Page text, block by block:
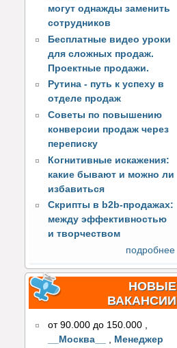
могут однажды заменить
сотрудников
Бесплатные видео уроки
для сложных продаж.
Проектные продажи.
Рутина - путь к успеху в
отделе продаж
Советы по повышению
конверсии продаж через
переписку
Когнитивные искажения:
какие бывают и можно ли
избавиться
Скрипты в b2b-продажах:
между эффективностью
и творчеством
подробнее
НОВЫЕ
ВАКАНСИИ
от 90.000 до 150.000 ,
__Москва__
, Менеджер